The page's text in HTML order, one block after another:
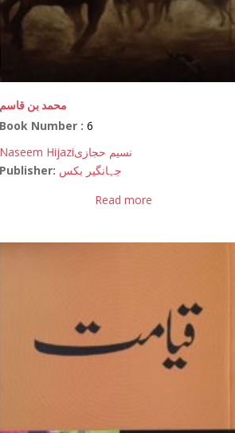
محمد بن قاسم
Book Number :6
Naseem Hijaziنسیم حجازی
Publisher: جہانگیر بکس
Read more